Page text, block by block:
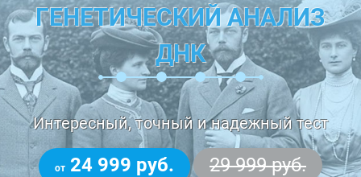
ГЕНЕТИЧЕСКИЙ АНАЛИЗ
ДНК
Интересный, точный и надежный тест
от 24 999 руб. 29 999 руб.